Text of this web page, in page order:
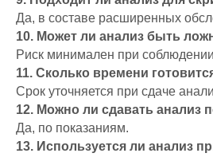
Да, в составе расширенных
10. Может ли анализ быть
Риск минимален при
11. Сколько времени
Срок уточняется при сдаче
12. Можно ли сдавать анализ
Да, по показаниям.
13. Используется ли анализ